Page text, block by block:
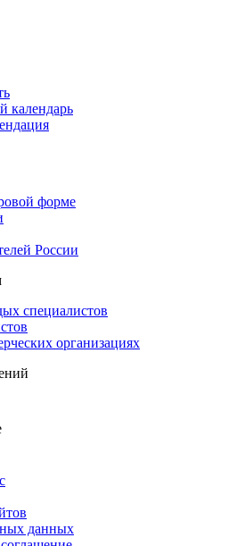
календарь
форме
России
специалистов
организациях
данных